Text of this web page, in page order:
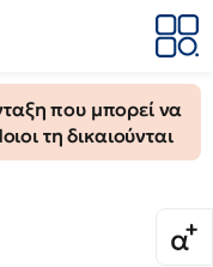
που μπορεί να
τη δικαιούνται